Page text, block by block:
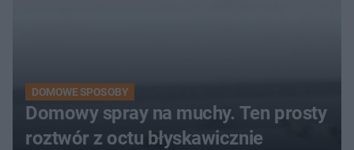
DOMOWE SPOSOBY
Domowy spray na muchy. Ten prosty
roztwór z octu błyskawicznie